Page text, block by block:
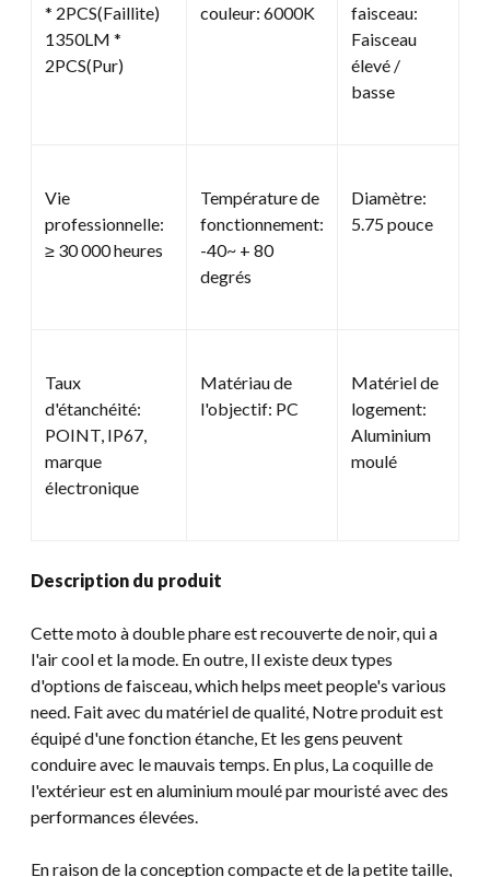
* 2PCS(Faillite)
1350LM *
2PCS(Pur)
couleur: 6000K
faisceau:
Faisceau
élevé /
basse
Vie
professionnelle:
≥ 30 000 heures
Température de
fonctionnement:
-40~ + 80
degrés
Diamètre:
5.75 pouce
Taux
d'étanchéité:
POINT, IP67,
marque
électronique
Matériau de
l'objectif: PC
Matériel de
logement:
Aluminium
moulé
Description du produit
Cette moto à double phare est recouverte de noir, qui a
l'air cool et la mode. En outre, Il existe deux types
d'options de faisceau, which helps meet people's various
need . Fait avec du matériel de qualité, Notre produit est
équipé d'une fonction étanche, Et les gens peuvent
conduire avec le mauvais temps. En plus, La coquille de
l'extérieur est en aluminium moulé par mouristé avec des
performances élevées.
En raison de la conception compacte et de la petite taille,